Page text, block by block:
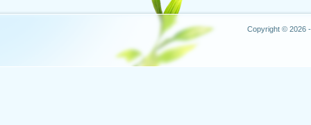
Copyright © 2026